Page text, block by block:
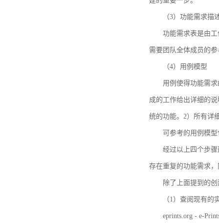
（3）功能需求描
功能需求表是由
需要团队全体成员的
（4）用例模型
用例使得功能需
成的工作给出详细的
统的功能。2）所有详
可参考的用例模
经过以上四个步
存在重复的功能需求
除了上面提到的
（1）查阅现有的
eprints.org - e-